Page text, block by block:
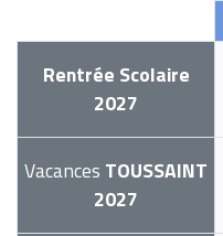
Rentrée Scolaire
2027
Vacances TOUSSAINT
2027